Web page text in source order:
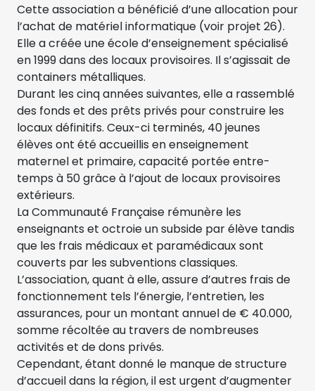
Cette association a bénéficié d’une allocation pour
l’achat de matériel informatique (voir projet 26).
Elle a créée une école d’enseignement spécialisé
en 1999 dans des locaux provisoires. Il s’agissait de
containers métalliques.
Durant les cinq années suivantes, elle a rassemblé
des fonds et des prêts privés pour construire les
locaux définitifs. Ceux-ci terminés, 40 jeunes
élèves ont été accueillis en enseignement
maternel et primaire, capacité portée entre-
temps à 50 grâce à l’ajout de locaux provisoires
extérieurs.
La Communauté Française rémunère les
enseignants et octroie un subside par élève tandis
que les frais médicaux et paramédicaux sont
couverts par les subventions classiques.
L’association, quant à elle, assure d’autres frais de
fonctionnement tels l’énergie, l’entretien, les
assurances, pour un montant annuel de € 40.000,
somme récoltée au travers de nombreuses
activités et de dons privés.
Cependant, étant donné le manque de structure
d’accueil dans la région, il est urgent d’augmenter